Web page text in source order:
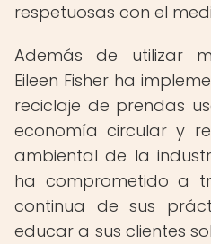
respetuosas con el
Además de utilizar
Eileen Fisher ha
reciclaje de prendas
economía circular y
ambiental de la
ha comprometido a
continua de sus
educar a sus clientes